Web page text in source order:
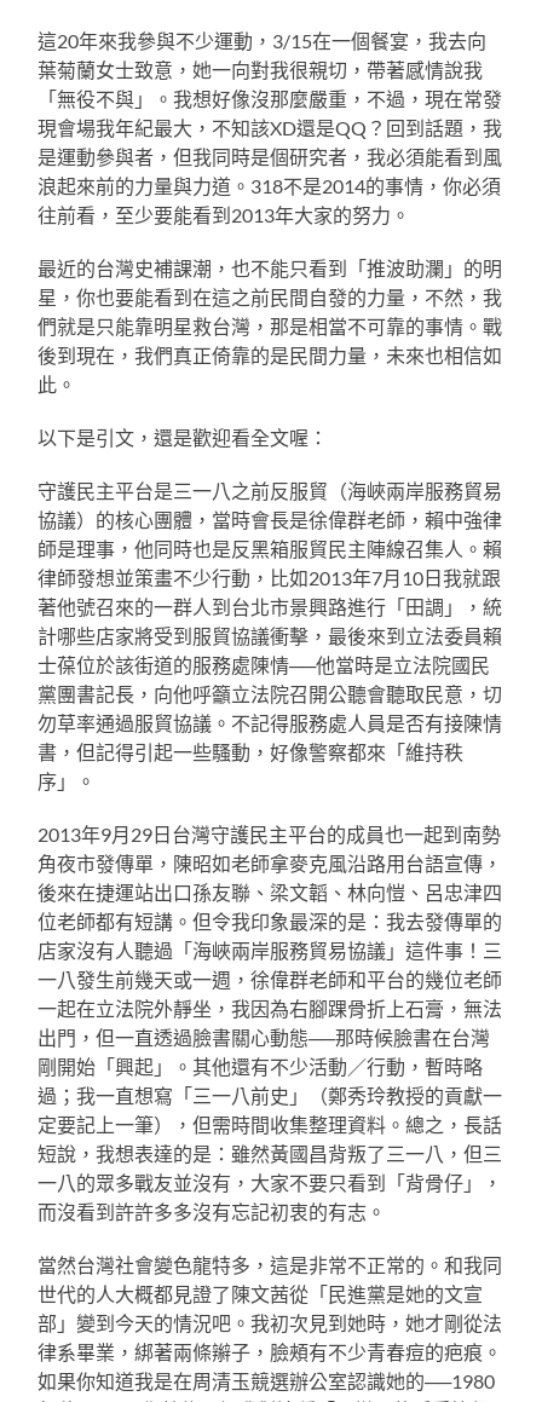
這20年來我參與不少運動，3/15在一個餐宴，我去向
葉菊蘭女士致意，她一向對我很親切，帶著感情說我
「無役不與」。我想好像沒那麼嚴重，不過，現在常發
現會場我年紀最大，不知該XD還是QQ？回到話題，我
是運動參與者，但我同時是個研究者，我必須能看到風
浪起來前的力量與力道。318不是2014的事情，你必須
往前看，至少要能看到2013年大家的努力。
最近的台灣史補課潮，也不能只看到「推波助瀾」的明
星，你也要能看到在這之前民間自發的力量，不然，我
們就是只能靠明星救台灣，那是相當不可靠的事情。戰
後到現在，我們真正倚靠的是民間力量，未來也相信如
此。
以下是引文，還是歡迎看全文喔：
守護民主平台是三一八之前反服貿（海峽兩岸服務貿易
協議）的核心團體，當時會長是徐偉群老師，賴中強律
師是理事，他同時也是反黑箱服貿民主陣線召集人。賴
律師發想並策畫不少行動，比如2013年7月10日我就跟
著他號召來的一群人到台北市景興路進行「田調」，統
計哪些店家將受到服貿協議衝擊，最後來到立法委員賴
士葆位於該街道的服務處陳情──他當時是立法院國民
黨團書記長，向他呼籲立法院召開公聽會聽取民意，切
勿草率通過服貿協議。不記得服務處人員是否有接陳情
書，但記得引起一些騷動，好像警察都來「維持秩
序」。
2013年9月29日台灣守護民主平台的成員也一起到南勢
角夜市發傳單，陳昭如老師拿麥克風沿路用台語宣傳，
後來在捷運站出口孫友聯、梁文韜、林向愷、呂忠津四
位老師都有短講。但令我印象最深的是：我去發傳單的
店家沒有人聽過「海峽兩岸服務貿易協議」這件事！三
一八發生前幾天或一週，徐偉群老師和平台的幾位老師
一起在立法院外靜坐，我因為右腳踝骨折上石膏，無法
出門，但一直透過臉書關心動態──那時候臉書在台灣
剛開始「興起」。其他還有不少活動／行動，暫時略
過；我一直想寫「三一八前史」（鄭秀玲教授的貢獻一
定要記上一筆），但需時間收集整理資料。總之，長話
短說，我想表達的是：雖然黃國昌背叛了三一八，但三
一八的眾多戰友並沒有，大家不要只看到「背骨仔」，
而沒看到許許多多沒有忘記初衷的有志。
當然台灣社會變色龍特多，這是非常不正常的。和我同
世代的人大概都見證了陳文茜從「民進黨是她的文宣
部」變到今天的情況吧。我初次見到她時，她才剛從法
律系畢業，綁著兩條辮子，臉頰有不少青春痘的疤痕。
如果你知道我是在周清玉競選辦公室認識她的──1980